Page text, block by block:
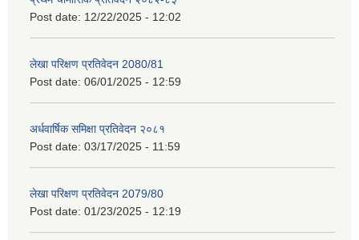
Post date: 12/22/2025 - 12:02
लेखा परिक्षण प्रतिवेदन 2080/81
Post date: 06/01/2025 - 12:59
अर्धवार्षिक समिक्षा प्रतिवेदन २०८१
Post date: 03/17/2025 - 11:59
लेखा परिक्षण प्रतिवेदन 2079/80
Post date: 01/23/2025 - 12:19